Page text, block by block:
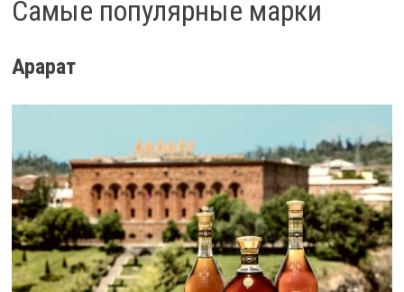
Самые популярные марки
Арарат